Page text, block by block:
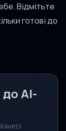
Відмітьте
готові до
до AI-